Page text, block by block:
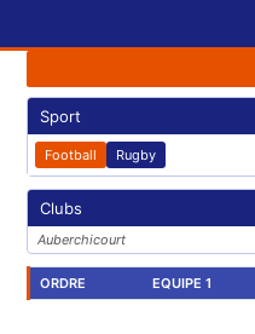
Sport
Football Rugby
Clubs
Auberchicourt
ORDRE EQUIPE 1